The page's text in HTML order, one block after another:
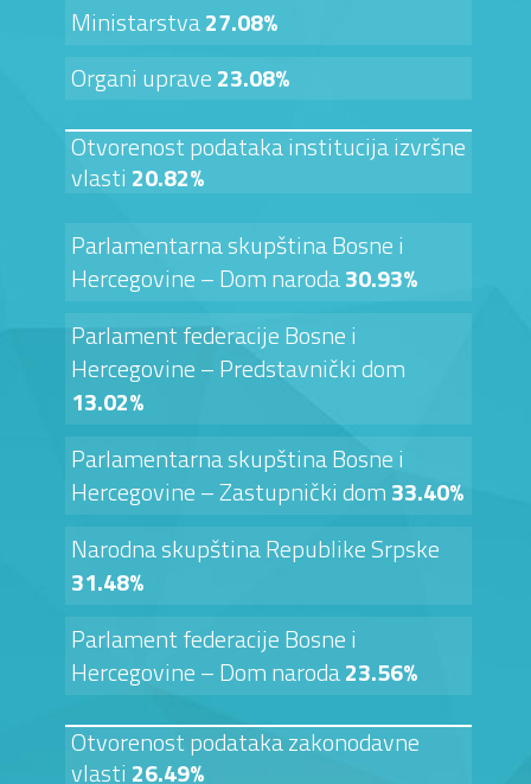
Ministarstva27.08%
Organi uprave23.08%
Otvorenost podataka institucija izvršne
vlasti 20.82%
Parlamentarna skupština Bosne i
Hercegovine – Dom naroda30.93%
Parlament federacije Bosne i
Hercegovine – Predstavnički dom
13.02%
Parlamentarna skupština Bosne i
Hercegovine – Zastupnički dom33.40%
Narodna skupština Republike Srpske
31.48%
Parlament federacije Bosne i
Hercegovine – Dom naroda23.56%
Otvorenost podataka zakonodavne
vlasti 26.49%